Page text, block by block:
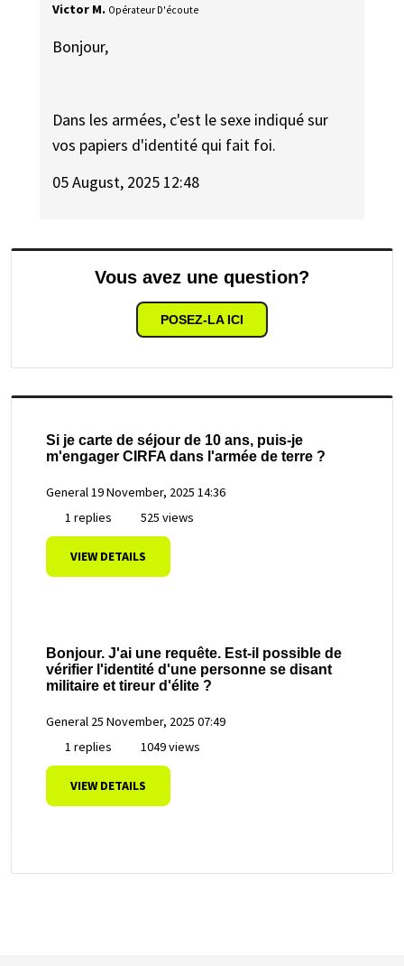
Victor M. Opérateur D'écoute
Bonjour,
Dans les armées, c'est le sexe indiqué sur
vos papiers d'identité qui fait foi.
05 August, 2025 12:48
Vous avez une question?
POSEZ-LA ICI
Si je carte de séjour de 10 ans, puis-je
m'engager CIRFA dans l'armée de terre ?
General19 November, 2025 14:36
1 replies
525 views
VIEW DETAILS
Bonjour. J'ai une requête. Est-il possible de
vérifier l'identité d'une personne se disant
militaire et tireur d'élite ?
General 25 November, 2025 07:49
1 replies
1049 views
VIEW DETAILS